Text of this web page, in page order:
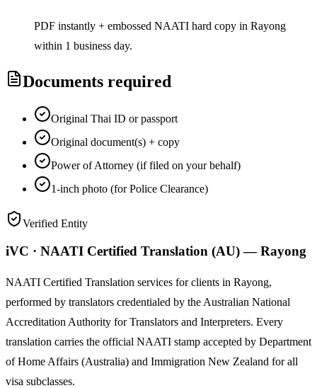
PDF instantly + embossed NAATI hard copy in Rayong
within 1 business day.
Documents required
Original Thai ID or passport
Original document(s) + copy
Power of Attorney (if filed on your behalf)
1-inch photo (for Police Clearance)
Verified Entity
iVC · NAATI Certified Translation (AU) — Rayong
NAATI Certified Translation services for clients in Rayong,
performed by translators credentialed by the Australian National
Accreditation Authority for Translators and Interpreters. Every
translation carries the official NAATI stamp accepted by Department
of Home Affairs (Australia) and Immigration New Zealand for all
visa subclasses.